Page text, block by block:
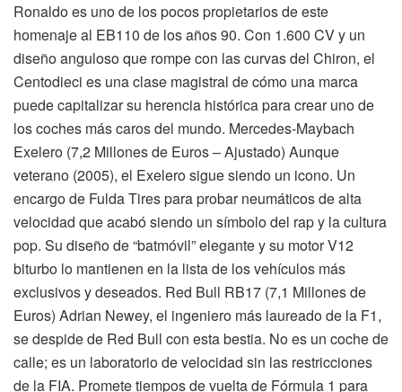
Ronaldo es uno de los pocos propietarios de este
homenaje al EB110 de los años 90. Con 1.600 CV y un
diseño anguloso que rompe con las curvas del Chiron, el
Centodieci es una clase magistral de cómo una marca
puede capitalizar su herencia histórica para crear uno de
los coches más caros del mundo. Mercedes-Maybach
Exelero (7,2 Millones de Euros – Ajustado) Aunque
veterano (2005), el Exelero sigue siendo un icono. Un
encargo de Fulda Tires para probar neumáticos de alta
velocidad que acabó siendo un símbolo del rap y la cultura
pop. Su diseño de “batmóvil” elegante y su motor V12
biturbo lo mantienen en la lista de los vehículos más
exclusivos y deseados. Red Bull RB17 (7,1 Millones de
Euros) Adrian Newey, el ingeniero más laureado de la F1,
se despide de Red Bull con esta bestia. No es un coche de
calle; es un laboratorio de velocidad sin las restricciones
de la FIA. Promete tiempos de vuelta de Fórmula 1 para